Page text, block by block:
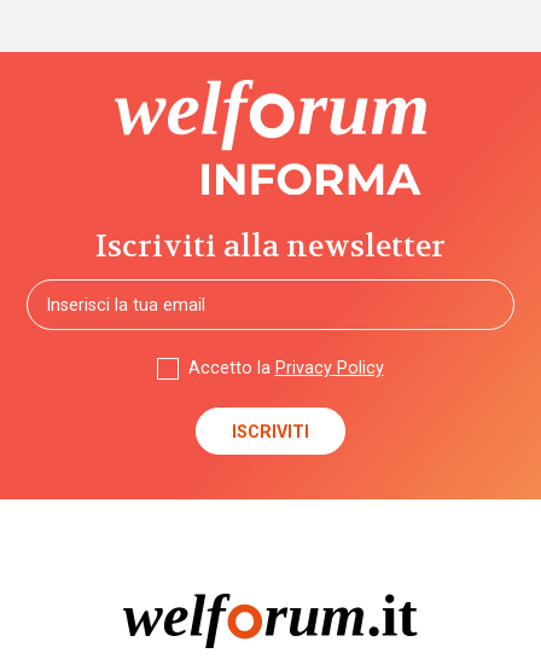
Iscriviti alla newsletter
Accetto la Privacy Policy